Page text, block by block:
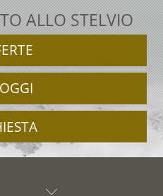
ALLO STELVIO